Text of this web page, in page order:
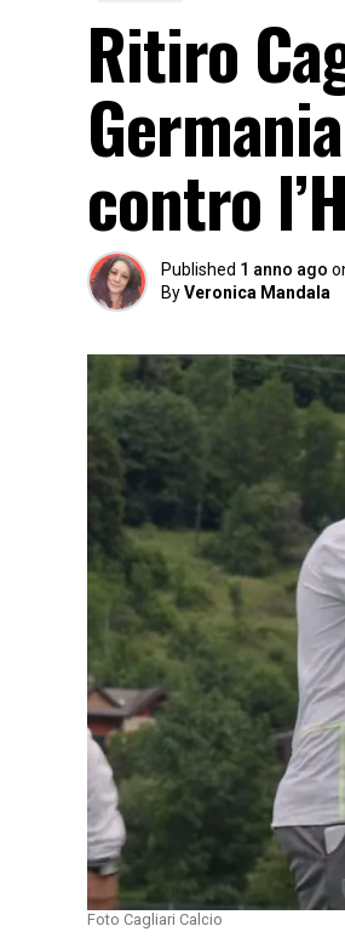
Ritiro
contro
Published 1 anno ago
ByVeronica Mandala
Foto Cagliari Calcio